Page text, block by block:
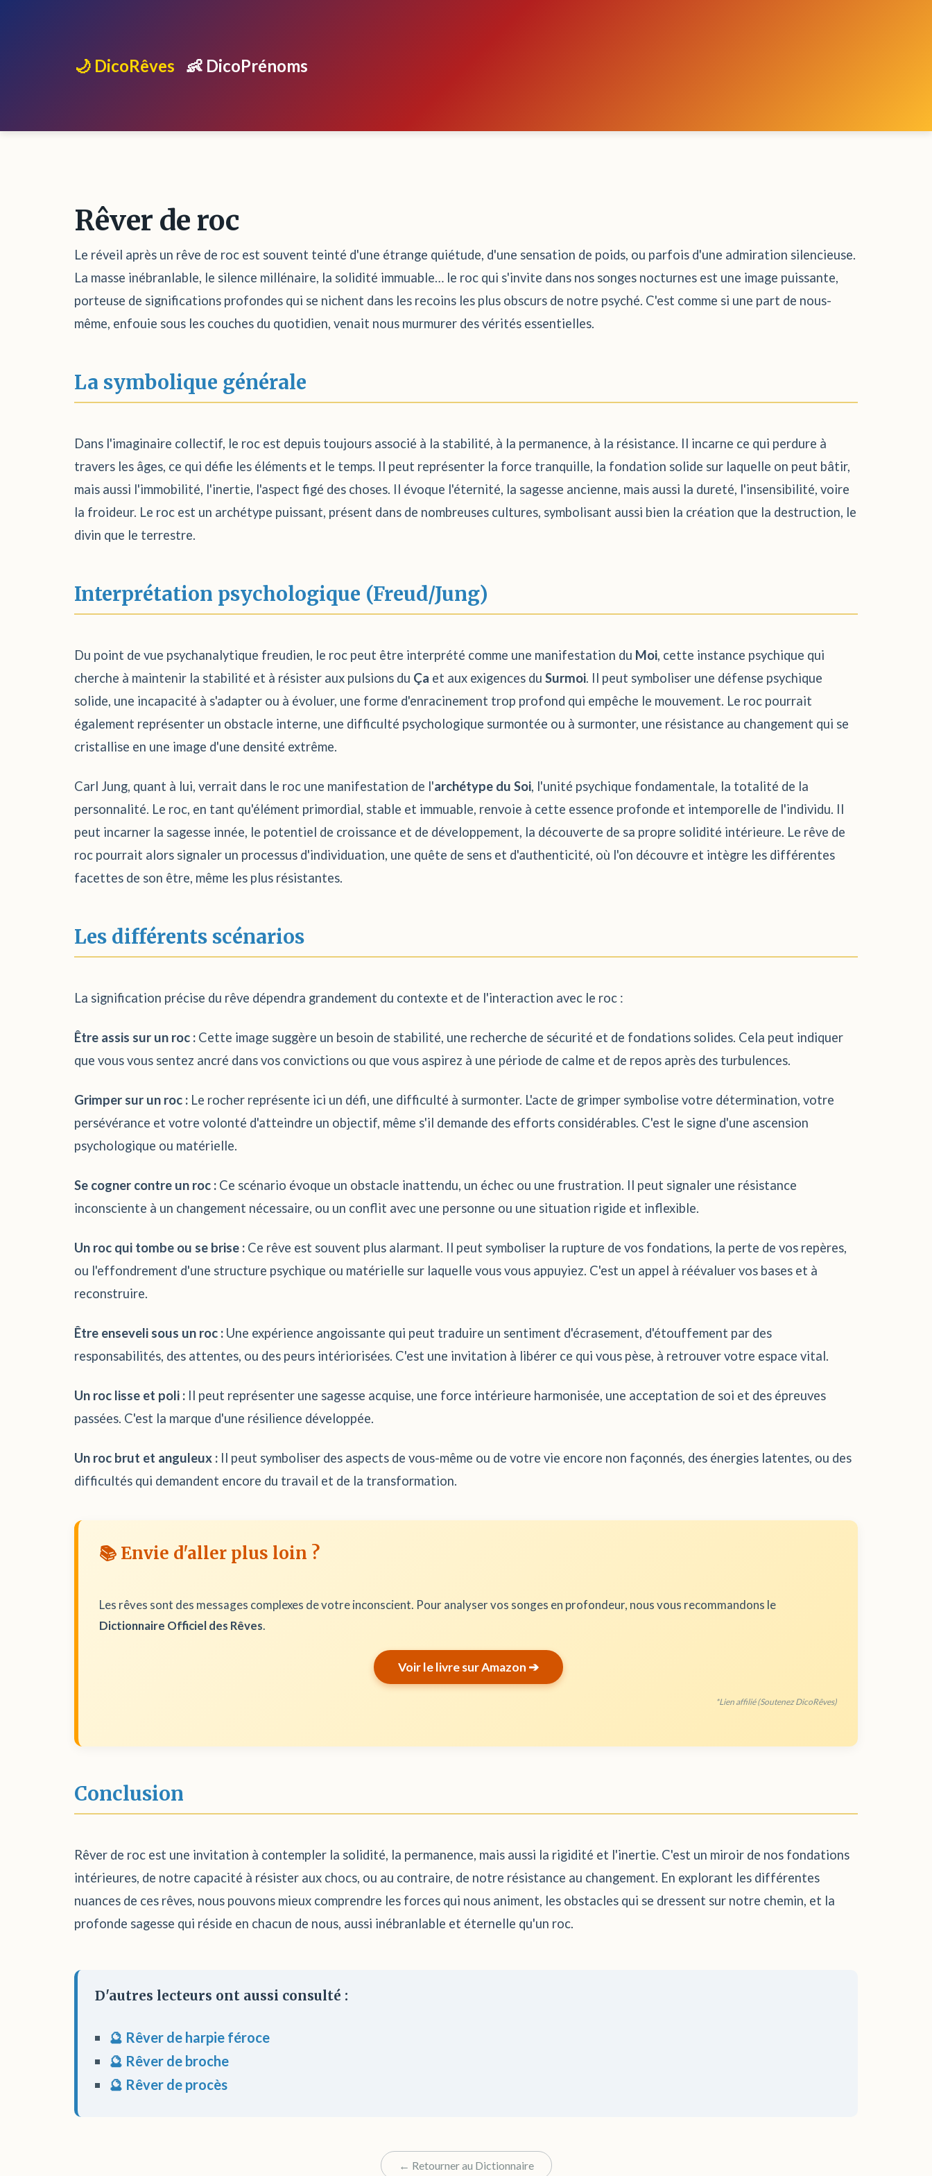
🌙 DicoRêves 👶 DicoPrénoms
Rêver de roc
Le réveil après un rêve de roc est souvent teinté d'une étrange quiétude, d'une sensation de poids, ou parfois d'une admiration silencieuse.
La masse inébranlable, le silence millénaire, la solidité immuable… le roc qui s'invite dans nos songes nocturnes est une image puissante,
porteuse de significations profondes qui se nichent dans les recoins les plus obscurs de notre psyché. C'est comme si une part de nous-
même, enfouie sous les couches du quotidien, venait nous murmurer des vérités essentielles.
La symbolique générale
Dans l'imaginaire collectif, le roc est depuis toujours associé à la stabilité, à la permanence, à la résistance. Il incarne ce qui perdure à
travers les âges, ce qui défie les éléments et le temps. Il peut représenter la force tranquille, la fondation solide sur laquelle on peut bâtir,
mais aussi l'immobilité, l'inertie, l'aspect figé des choses. Il évoque l'éternité, la sagesse ancienne, mais aussi la dureté, l'insensibilité, voire
la froideur. Le roc est un archétype puissant, présent dans de nombreuses cultures, symbolisant aussi bien la création que la destruction, le
divin que le terrestre.
Interprétation psychologique (Freud/Jung)
Du point de vue psychanalytique freudien, le roc peut être interprété comme une manifestation du Moi, cette instance psychique qui
cherche à maintenir la stabilité et à résister aux pulsions du Ça et aux exigences du Surmoi. Il peut symboliser une défense psychique
solide, une incapacité à s'adapter ou à évoluer, une forme d'enracinement trop profond qui empêche le mouvement. Le roc pourrait
également représenter un obstacle interne, une difficulté psychologique surmontée ou à surmonter, une résistance au changement qui se
cristallise en une image d'une densité extrême.
Carl Jung, quant à lui, verrait dans le roc une manifestation de l'archétype du Soi, l'unité psychique fondamentale, la totalité de la
personnalité. Le roc, en tant qu'élément primordial, stable et immuable, renvoie à cette essence profonde et intemporelle de l'individu. Il
peut incarner la sagesse innée, le potentiel de croissance et de développement, la découverte de sa propre solidité intérieure. Le rêve de
roc pourrait alors signaler un processus d'individuation, une quête de sens et d'authenticité, où l'on découvre et intègre les différentes
facettes de son être, même les plus résistantes.
Les différents scénarios
La signification précise du rêve dépendra grandement du contexte et de l'interaction avec le roc :
Être assis sur un roc : Cette image suggère un besoin de stabilité, une recherche de sécurité et de fondations solides. Cela peut indiquer
que vous vous sentez ancré dans vos convictions ou que vous aspirez à une période de calme et de repos après des turbulences.
Grimper sur un roc : Le rocher représente ici un défi, une difficulté à surmonter. L'acte de grimper symbolise votre détermination, votre
persévérance et votre volonté d'atteindre un objectif, même s'il demande des efforts considérables. C'est le signe d'une ascension
psychologique ou matérielle.
Se cogner contre un roc : Ce scénario évoque un obstacle inattendu, un échec ou une frustration. Il peut signaler une résistance
inconsciente à un changement nécessaire, ou un conflit avec une personne ou une situation rigide et inflexible.
Un roc qui tombe ou se brise : Ce rêve est souvent plus alarmant. Il peut symboliser la rupture de vos fondations, la perte de vos repères,
ou l'effondrement d'une structure psychique ou matérielle sur laquelle vous vous appuyiez. C'est un appel à réévaluer vos bases et à
reconstruire.
Être enseveli sous un roc : Une expérience angoissante qui peut traduire un sentiment d'écrasement, d'étouffement par des
responsabilités, des attentes, ou des peurs intériorisées. C'est une invitation à libérer ce qui vous pèse, à retrouver votre espace vital.
Un roc lisse et poli : Il peut représenter une sagesse acquise, une force intérieure harmonisée, une acceptation de soi et des épreuves
passées. C'est la marque d'une résilience développée.
Un roc brut et anguleux : Il peut symboliser des aspects de vous-même ou de votre vie encore non façonnés, des énergies latentes, ou des
difficultés qui demandent encore du travail et de la transformation.
📚 Envie d'aller plus loin ?
Les rêves sont des messages complexes de votre inconscient. Pour analyser vos songes en profondeur, nous vous recommandons le
Dictionnaire Officiel des Rêves.
Voir le livre sur Amazon ➔
*Lien affilié (Soutenez DicoRêves)
Conclusion
Rêver de roc est une invitation à contempler la solidité, la permanence, mais aussi la rigidité et l'inertie. C'est un miroir de nos fondations
intérieures, de notre capacité à résister aux chocs, ou au contraire, de notre résistance au changement. En explorant les différentes
nuances de ces rêves, nous pouvons mieux comprendre les forces qui nous animent, les obstacles qui se dressent sur notre chemin, et la
profonde sagesse qui réside en chacun de nous, aussi inébranlable et éternelle qu'un roc.
D'autres lecteurs ont aussi consulté :
🔮 Rêver de harpie féroce
🔮 Rêver de broche
🔮 Rêver de procès
← Retourner au Dictionnaire